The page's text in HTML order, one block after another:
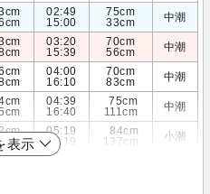
02:49
15:00
75cm
33cm
中潮
03:20
15:39
70cm
56cm
中潮
04:00
16:10
70cm
83cm
中潮
04:39
16:40
75cm
111cm
中潮
05:19
17:19
84cm
137cm
小潮
表示